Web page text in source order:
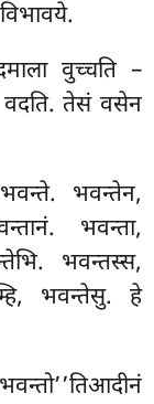
वुच्चति –
वदति. तेसं वसेन
भवन्तेन,
भवन्ता,
भवन्तस्स,
भवन्तेसु. हे